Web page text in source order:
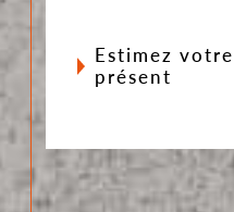
estimez votre bien dès à
présent